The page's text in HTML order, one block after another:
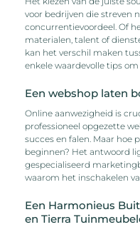
voor bedrijven die streven
concurrentievoordeel. Of
materialen, talent of
kan het verschil maken
enkele waardevolle tips om
Een webshop laten
Online aanwezigheid is
professioneel opgezette
succes en falen. Maar hoe
beginnen? Het antwoord
gespecialiseerd
waarom het inschakelen
Een Harmonieus
en Tierra